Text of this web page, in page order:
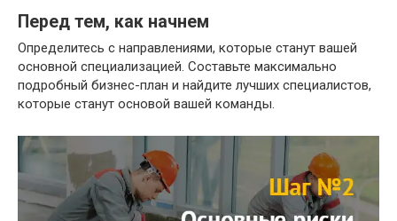
Перед тем, как начнем
Определитесь с направлениями, которые станут вашей
основной специализацией. Составьте максимально
подробный бизнес-план и найдите лучших специалистов,
которые станут основой вашей команды.